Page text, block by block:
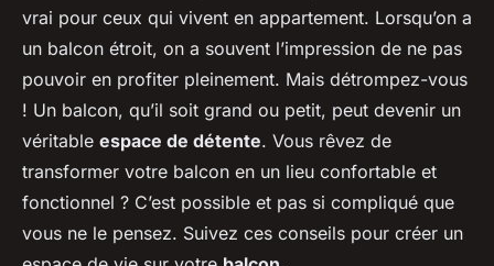
vrai pour ceux qui vivent en appartement. Lorsqu’on a
un balcon étroit, on a souvent l’impression de ne pas
pouvoir en profiter pleinement. Mais détrompez-vous
! Un balcon, qu’il soit grand ou petit, peut devenir un
véritable espace de détente. Vous rêvez de
transformer votre balcon en un lieu confortable et
fonctionnel ? C’est possible et pas si compliqué que
vous ne le pensez. Suivez ces conseils pour créer un